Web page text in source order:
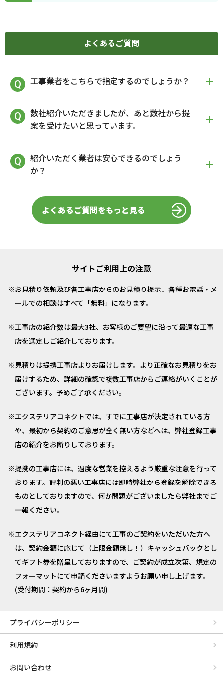
よくあるご質問
工事業者をこちらで指定するのでしょうか？
数社紹介いただきましたが、あと数社から提
案を受けたいと思っています。
紹介いただく業者は安心できるのでしょう
か？
よくあるご質問をもっと見る
サイトご利用上の注意
お見積り依頼及び各工事店からのお見積り提示、各種お電話・メ
ールでの相談はすべて「無料」になります。
工事店の紹介数は最大3社、お客様のご要望に沿って最適な工事
店を選定しご紹介しております。
見積りは提携工事店よりお届けします。より正確なお見積りをお
届けするため、詳細の確認で複数工事店からご連絡がいくことが
ございます。予めご了承ください。
エクステリアコネクトでは、すでに工事店が決定されている方
や、最初から契約のご意思が全く無い方などへは、弊社登録工事
店の紹介をお断りしております。
提携の工事店には、過度な営業を控えるよう厳重な注意を行って
おります。評判の悪い工事店には即時弊社から登録を解除できる
ものとしておりますので、何か問題がございましたら弊社までご
一報ください。
エクステリアコネクト経由にて工事のご契約をいただいた方へ
は、契約金額に応じて（上限金額無し！）キャッシュバックとし
てギフト券を贈呈しておりますので、ご契約が成立次第、規定の
フォーマットにて申請くださいますようお願い申し上げます。
(受付期間：契約から6ヶ月間)
プライバシーポリシー
利用規約
お問い合わせ